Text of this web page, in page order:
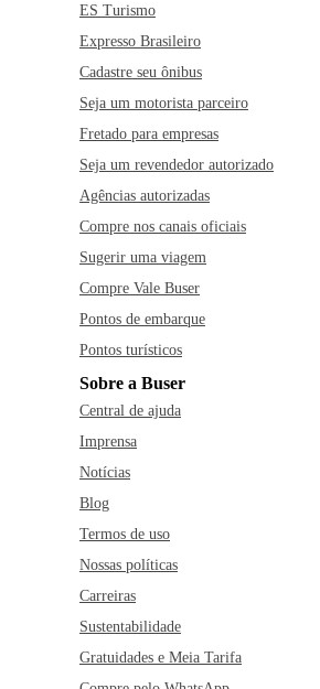
ES Turismo
Expresso Brasileiro
Cadastre seu ônibus
Seja um motorista parceiro
Fretado para empresas
Seja um revendedor autorizado
Agências autorizadas
Compre nos canais oficiais
Sugerir uma viagem
Compre Vale Buser
Pontos de embarque
Pontos turísticos
Sobre a Buser
Central de ajuda
Imprensa
Notícias
Blog
Termos de uso
Nossas políticas
Carreiras
Sustentabilidade
Gratuidades e Meia Tarifa